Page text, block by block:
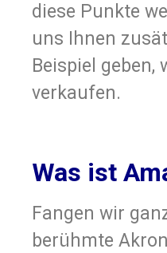
diese Punkte
uns Ihnen
Beispiel geben,
verkaufen.
Was ist
Fangen wir
berühmte